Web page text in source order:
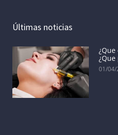
Últimas noticias
01/04/